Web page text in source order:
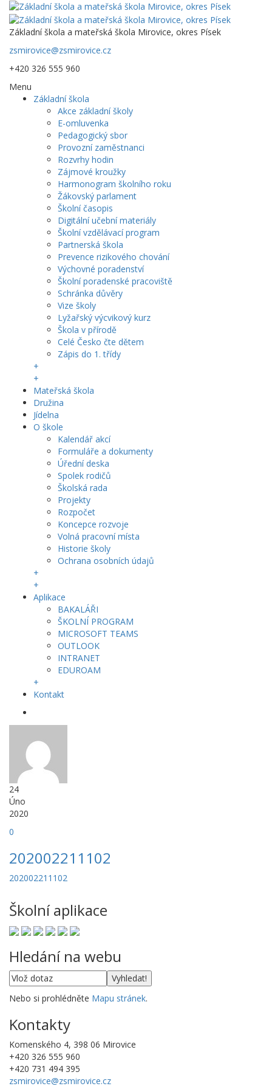
Základní škola a mateřská škola Mirovice, okres Písek
zsmirovice@zsmirovice.cz
+420 326 555 960
Menu
Základní škola
Akce základní školy
E-omluvenka
Pedagogický sbor
Provozní zaměstnanci
Rozvrhy hodin
Zájmové kroužky
Harmonogram školního roku
Žákovský parlament
Školní časopis
Digitální učební materiály
Školní vzdělávací program
Partnerská škola
Prevence rizikového chování
Výchovné poradenství
Školní poradenské pracoviště
Schránka důvěry
Vize školy
Lyžařský výcvikový kurz
Škola v přírodě
Celé Česko čte dětem
Zápis do 1. třídy
+
+
Mateřská škola
Družina
Jídelna
O škole
Kalendář akcí
Formuláře a dokumenty
Úřední deska
Spolek rodičů
Školská rada
Projekty
Rozpočet
Koncepce rozvoje
Volná pracovní místa
Historie školy
Ochrana osobních údajů
+
+
Aplikace
BAKALÁŘI
ŠKOLNÍ PROGRAM
MICROSOFT TEAMS
OUTLOOK
INTRANET
EDUROAM
+
Kontakt
24
Úno
2020
0
202002211102
202002211102
Školní aplikace
Hledání na webu
Nebo si prohlédněte Mapu stránek.
Kontakty
Komenského 4, 398 06 Mirovice
+420 326 555 960
+420 731 494 395
zsmirovice@zsmirovice.cz